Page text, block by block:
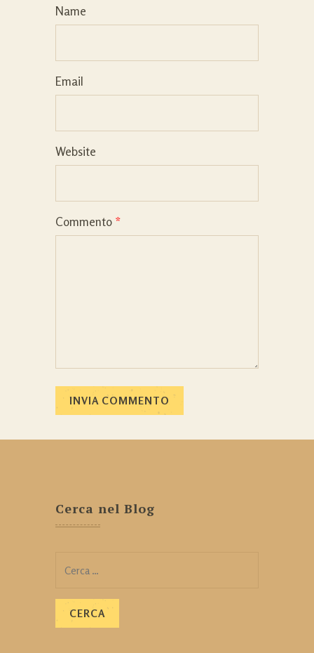
Name
Email
Website
Commento *
Cerca nel Blog